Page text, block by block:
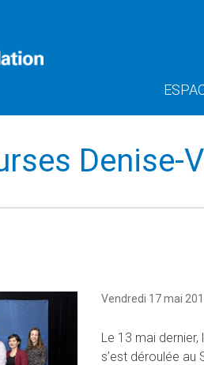
Denise-
Vendredi 17 mai
Le 13 mai dernier,
s’est déroulée au